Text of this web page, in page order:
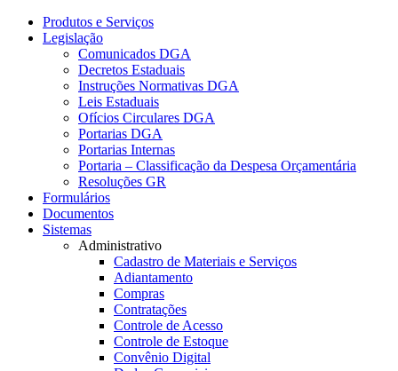
Produtos e Serviços
Legislação
Comunicados DGA
Decretos Estaduais
Instruções Normativas DGA
Leis Estaduais
Ofícios Circulares DGA
Portarias DGA
Portarias Internas
Portaria – Classificação da Despesa Orçamentária
Resoluções GR
Formulários
Documentos
Sistemas
Administrativo
Cadastro de Materiais e Serviços
Adiantamento
Compras
Contratações
Controle de Acesso
Controle de Estoque
Convênio Digital